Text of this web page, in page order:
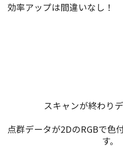
効率アップは間違いなし！
スキャンが終わり
点群データが2DのRGBで色
す。